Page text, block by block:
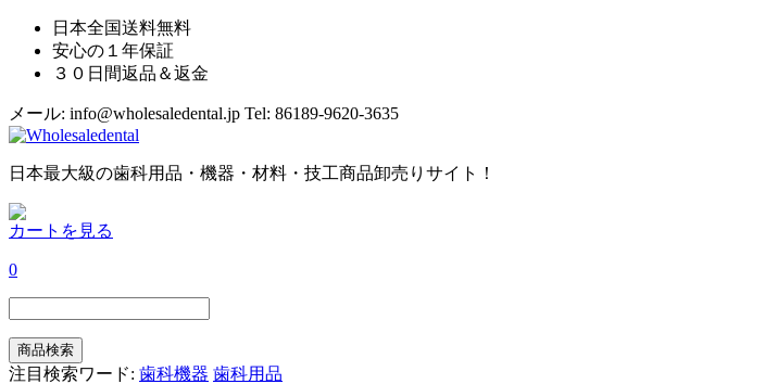
日本全国送料無料
安心の１年保証
３０日間返品＆返金
メール: info@wholesaledental.jp Tel: 86189-9620-3635
日本最大級の歯科用品・機器・材料・技工商品卸売りサイト！
カートを見る
0
注目検索ワード: 歯科機器 歯科用品